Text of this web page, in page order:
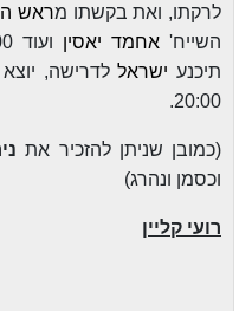
לרקתו, ואת בקשתו מראש
השייח'אחמד יאסין
תיכנע ישראללדרישה,
20:00.
(כמובן שניתן להזכיר את
וכסמן ונהרג)
רועי קליין